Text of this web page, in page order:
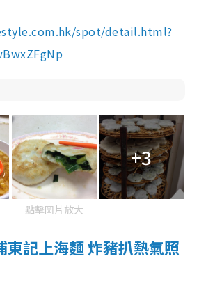
spot/detail.html?
+3
點擊圖片放大
東記上海麵 炸豬扒熱氣照